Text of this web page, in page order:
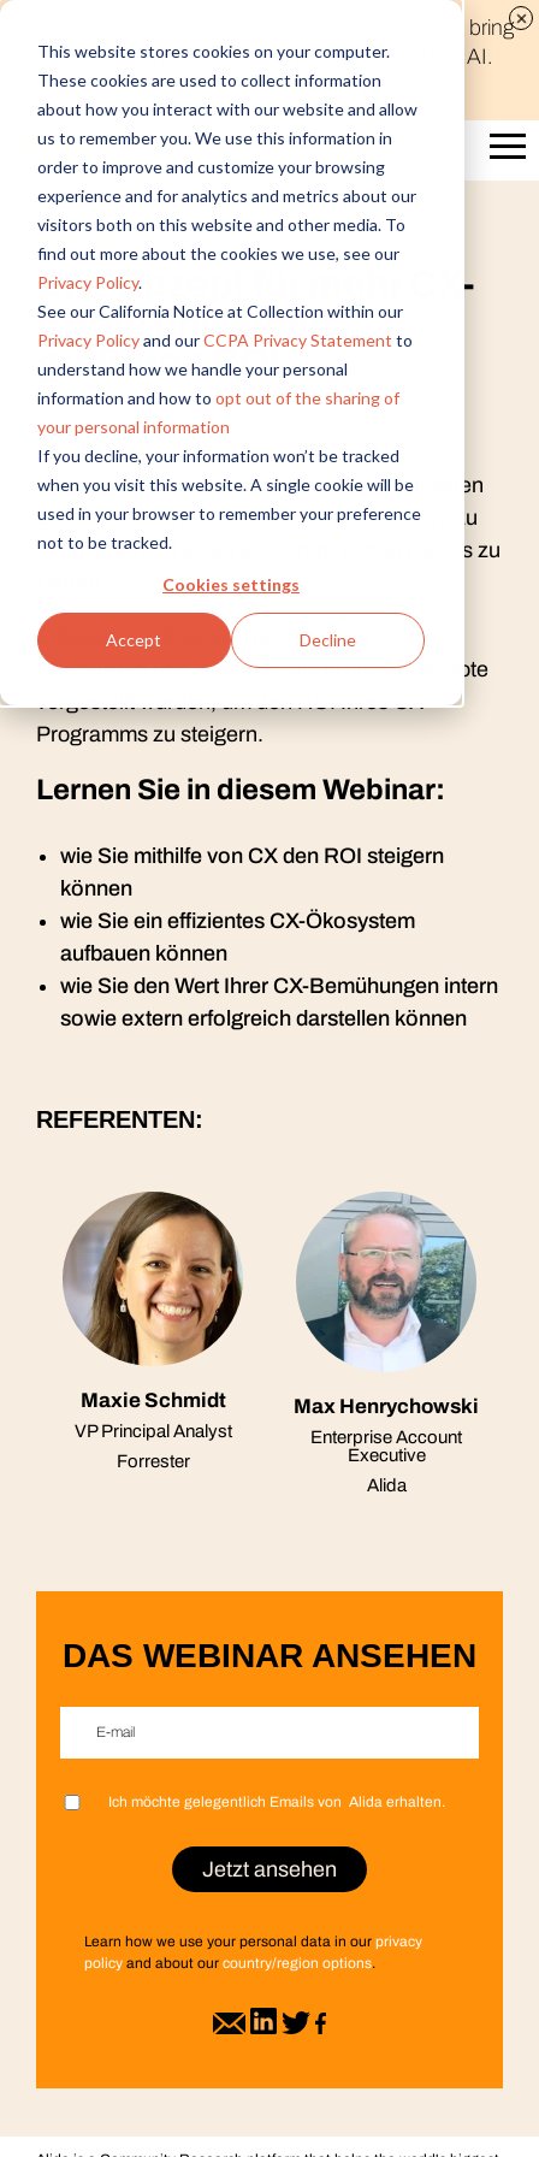
This website stores cookies on your computer.
These cookies are used to collect information
about how you interact with our website and allow
us to remember you. We use this information in
order to improve and customize your browsing
experience and for analytics and metrics about our
visitors both on this website and other media. To
find out more about the cookies we use, see our
Privacy Policy.
See our California Notice at Collection within our
Privacy Policyand ourCCPA Privacy Statement to
understand how we handle your personal
information and how to opt out of the sharing of
your personal information
If you decline, your information won’t be tracked
when you visit this website. A single cookie will be
used in your browser to remember your preference
not to be tracked.
Cookies settings
Accept Decline
Discover new audiences, scale your reach, and bring
compelling insights to life in minutes with Alida AI.
Learn More
Das Rezept für mehr CX-
Erfolg und einen
größeren ROI
Maxie Schmidt, VP Principal Analyst bei
Forrester, gibt Ihnen Einblicke in die wichtigsten
Zutaten, die Ihnen helfen, Ihr CX-Programm zu
optimieren und einen größeren Nutzen daraus zu
Erhalten Sie direkten Zugriff auf die Tools,
Checklisten und Vorlagen, die in dieser Keynote
vorgestellt wurden, um den ROI Ihres CX-
Programms zu steigern.
Lernen Sie in diesem Webinar:
wie Sie mithilfe von CX den ROI steigern
können
wie Sie ein effizientes CX-Ökosystem
aufbauen können
wie Sie den Wert Ihrer CX-Bemühungen intern
sowie extern erfolgreich darstellen können
REFERENTEN:
Maxie Schmidt
VP Principal Analyst
Forrester
Max Henrychowski
Enterprise Account
Executive
Alida
DAS WEBINAR ANSEHEN
E-mail *
Vorname*
Nachname*
Firmenname*
Stellenbezeichnung *
Land*
Ich möchte gelegentlich Emails von Alida erhalten.
Learn how we use your personal data in our privacy
policy and about our country/region options.